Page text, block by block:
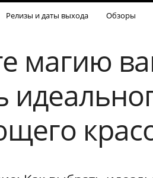
Релизы и даты выхода Обзоры
магию